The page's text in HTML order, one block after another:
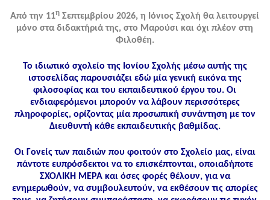
Από την 11η Σεπτεμβρίου 2026, η Ιόνιος Σχολή θα λειτουργεί
μόνο στα διδακτήριά της, στο Μαρούσι και όχι πλέον στη
Φιλοθέη.
Το ιδιωτικό σχολείο της Ιονίου Σχολής μέσω αυτής της
ιστοσελίδας παρουσιάζει εδώ μία γενική εικόνα της
φιλοσοφίας και του εκπαιδευτικού έργου του. Οι
ενδιαφερόμενοι μπορούν να λάβουν περισσότερες
πληροφορίες, ορίζοντας μία προσωπική συνάντηση με τον
Διευθυντή κάθε εκπαιδευτικής βαθμίδας.
Οι Γονείς των παιδιών που φοιτούν στο Σχολείο μας, είναι
πάντοτε ευπρόσδεκτοι να το επισκέπτονται, οποιαδήποτε
ΣΧΟΛΙΚΗ ΜΕΡΑ και όσες φορές θέλουν, για να
ενημερωθούν, να συμβουλευτούν, να εκθέσουν τις απορίες